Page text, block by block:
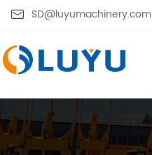
 SD@luyumachinery.com